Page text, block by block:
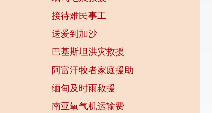
接待难民事工
送爱到加沙
巴基斯坦洪灾救援
阿富汗牧者家庭援助
缅甸及时雨救援
南亚氧气机运输费